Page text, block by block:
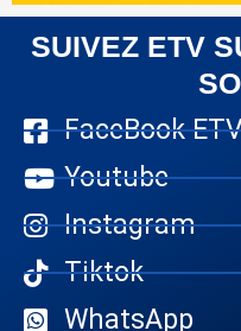
SUIVEZ ETV
FaceBook
Youtube
Instagram
Tiktok
WhatsApp